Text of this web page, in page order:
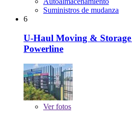
Suministros de mudanza
6
U-Haul Moving &
Powerline
Verfotos